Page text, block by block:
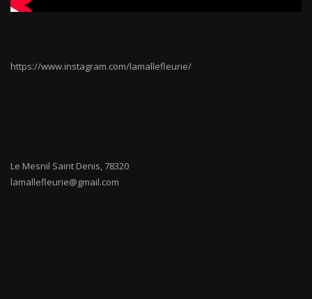
https://www.instagram.com/lamallefleurie/
Le Mesnil Saint Denis,78320
lamallefleurie@gmail.com